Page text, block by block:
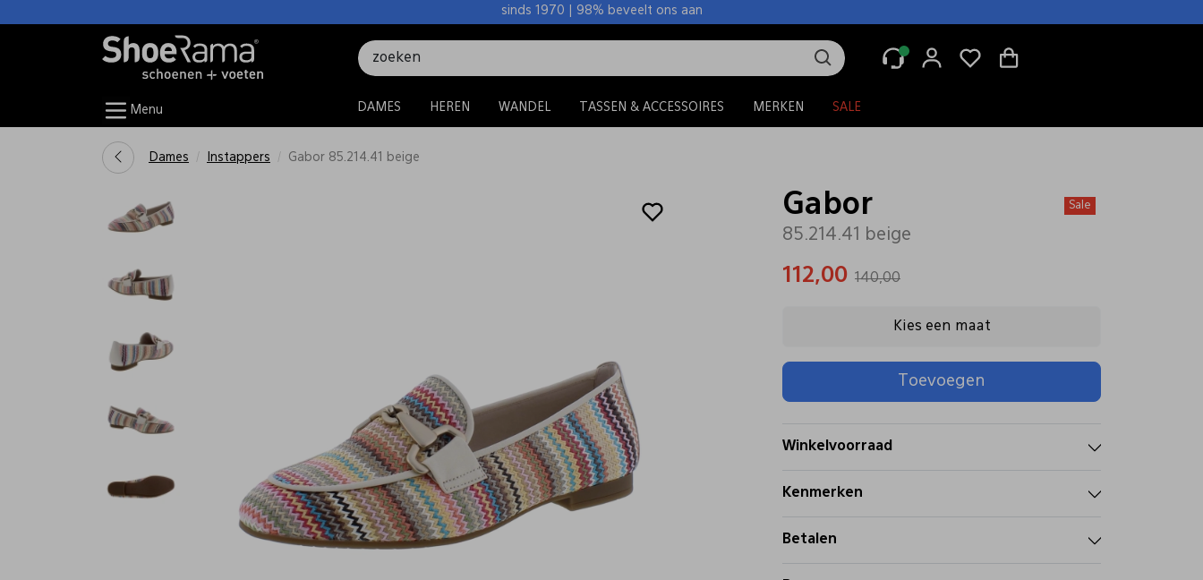
sinds 1970 | 98% beveelt ons aan
Menu DAMES HEREN WANDEL TASSEN & ACCESSOIRES MERKEN SALE
Dames Instappers Gabor 85.214.41 beige
Gabor
85.214.41 beige
Sale
112,00 140,00
Kies een maat
Toevoegen
Winkelvoorraad
Kenmerken
Betalen